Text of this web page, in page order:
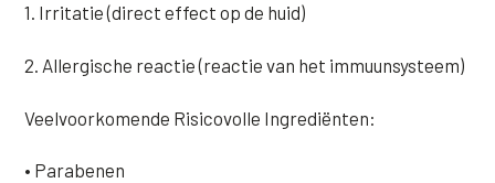
1. Irritatie (direct effect op de huid)
2. Allergische reactie (reactie van het immuunsysteem)
Veelvoorkomende Risicovolle Ingrediënten:
• Parabenen